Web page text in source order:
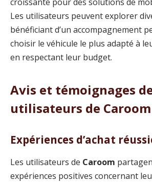
Les utilisateurs peuvent explorer
bénéficiant d’un accompagnement
choisir le véhicule le plus adapté à
en respectant leur budget.
Avis et témoignages
utilisateurs de Caroom
Expériences d’achat
Les utilisateurs de Caroom
expériences positives concernant